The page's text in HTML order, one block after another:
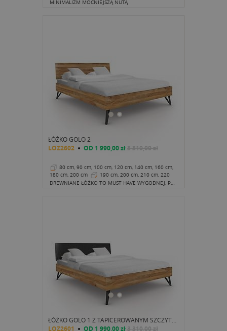
cm
38 cm
MINIMALIZM MOCNIEJSZĄ NUTĄ
ŁÓŻKO GOLO 2
LOZ2602 OD 1 990,00 zł 3 310,00 zł
80 cm, 90 cm, 100 cm, 120 cm, 140 cm, 160 cm,
180 cm, 200 cm
190 cm, 200 cm, 210 cm, 220
cm
38 cm DREWNIANE ŁÓŻKO TO MUST HAVE WYGODNEJ, PRZYTULNEJ SYPIALNI
LOZ2601 OD 1 990,00 zł 3 310,00 zł